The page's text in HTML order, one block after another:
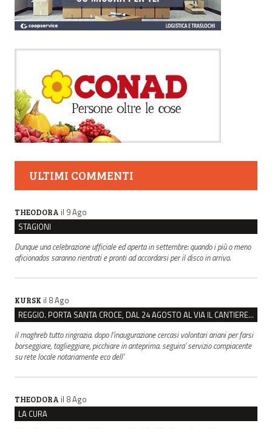
ULTIMI COMMENTI
THEODORA il 9 Ago
STAGIONI
Dunque una celebrazione ufficiale ed aperta in settembre: quando i più o meno
aficionados saranno rientrati e pronti ad accordarsi per il disco in arrivo.
KURSK il 8 Ago
REGGIO. PORTA SANTA CROCE, DAL 24 AGOSTO AL VIA IL CANTIERE PER IL NUOVO COLLETTORE FOGNARIO
il maghreb tutto ringrazia. dopo l’inaugurazione cercasi volontari ariani per farsi
borseggiare, taglieggiare, picchiare in anteprima. seguira’ servizio compiacente
su rete locale notariamente eco dell’
THEODORA il 8 Ago
LA CURA